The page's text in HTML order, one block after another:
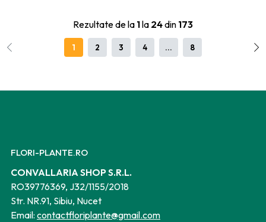
Rezultate de la 1la 24din 173
1 2 3 4 ... 8
FLORI-PLANTE.RO
CONVALLARIA SHOP S.R.L.
RO39776369, J32/1155/2018
Str. NR.91, Sibiu, Nucet
Email: contactfloriplante@gmail.com